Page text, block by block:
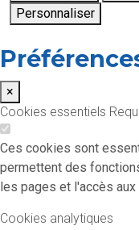
Personnaliser
×
Cookies essentiels
Ces cookies sont
permettent des
les pages et l'accès
Cookies analytiques